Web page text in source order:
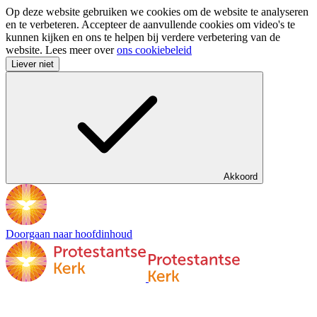
Op deze website gebruiken we cookies om de website te analyseren
en te verbeteren. Accepteer de aanvullende cookies om video's te
kunnen kijken en ons te helpen bij verdere verbetering van de
website. Lees meer overons cookiebeleid
Liever niet
Akkoord
Doorgaan naar hoofdinhoud